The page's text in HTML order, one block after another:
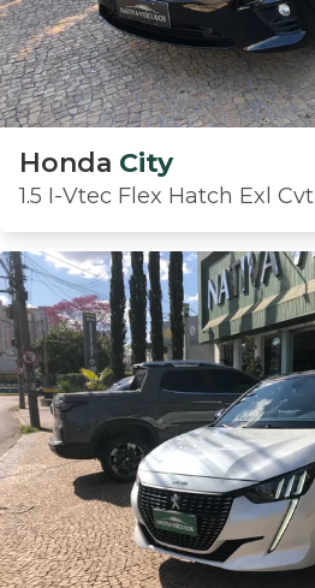
Honda City
1.5 I-Vtec Flex Hatch Exl Cvt